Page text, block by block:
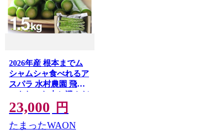
2026年産 根本までム
シャムシャ食べれるア
スパラ 水村農園 飛騨
のきれいな水と澄んだ
空気が育んだ柔らか甘
いアスパラガス L~2L
1.5kg グリーンアスパ
23,000 円
たまったWAON